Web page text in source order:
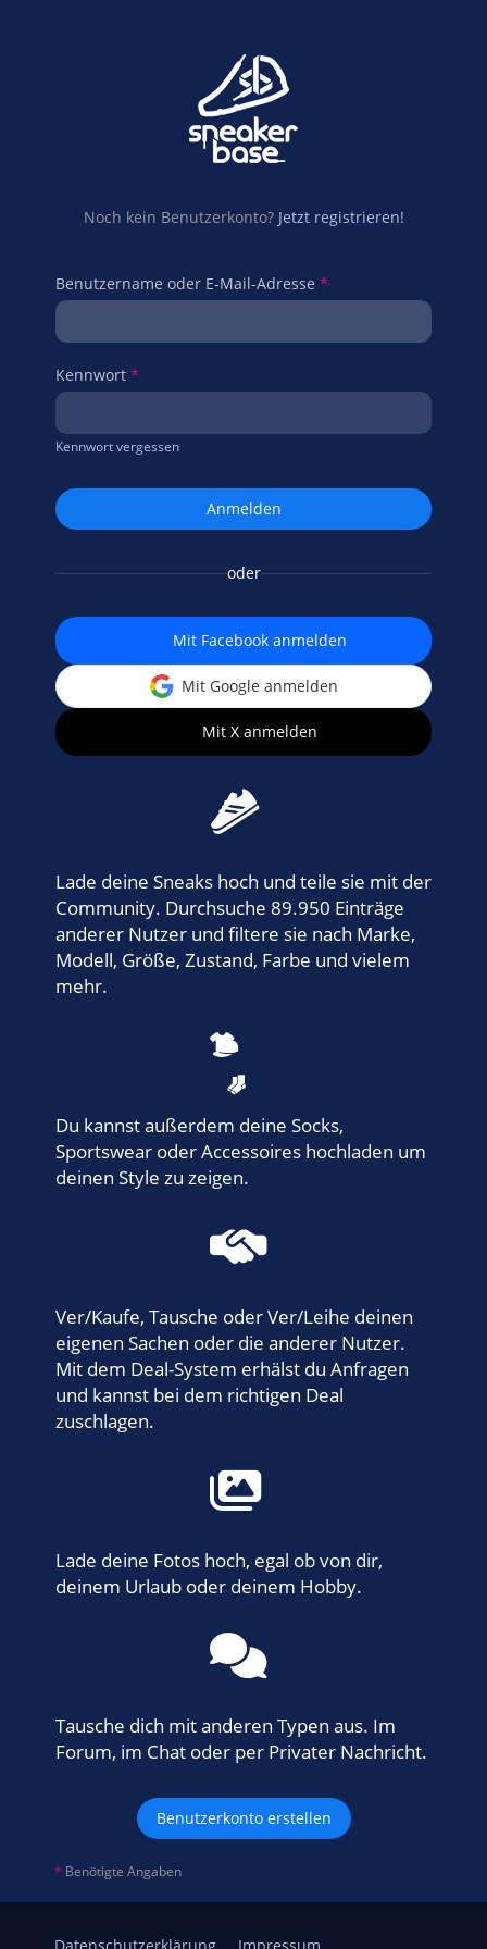
Noch kein Benutzerkonto? Jetzt registrieren!
Benutzername oder E-Mail-Adresse *
Kennwort *
Kennwort vergessen
oder
Mit Facebook anmelden
Mit Google anmelden
Mit X anmelden
Lade deine Sneaks hoch und teile sie mit der
Community. Durchsuche 89.950 Einträge
anderer Nutzer und filtere sie nach Marke,
Modell, Größe, Zustand, Farbe und vielem
mehr.
Du kannst außerdem deine Socks,
Sportswear oder Accessoires hochladen um
deinen Style zu zeigen.
Ver/Kaufe, Tausche oder Ver/Leihe deinen
eigenen Sachen oder die anderer Nutzer.
Mit dem Deal-System erhälst du Anfragen
und kannst bei dem richtigen Deal
zuschlagen.
Lade deine Fotos hoch, egal ob von dir,
deinem Urlaub oder deinem Hobby.
Tausche dich mit anderen Typen aus. Im
Forum, im Chat oder per Privater Nachricht.
Benutzerkonto erstellen
* Benötigte Angaben